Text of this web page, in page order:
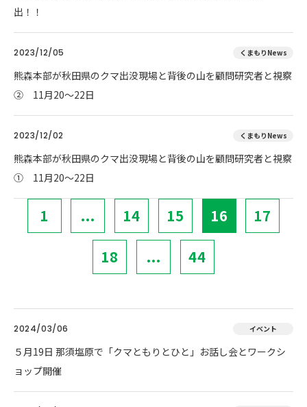
出！！
2023/12/05 くまもりNews
熊森本部が秋田県のクマ出没現場と背後の山を顧問研究者と視察
② 11月20～22日
2023/12/02 くまもりNews
熊森本部が秋田県のクマ出没現場と背後の山を顧問研究者と視察
① 11月20～22日
1 ... 14 15 16 17
18 ... 44
2024/03/06 イベント
５月19日 那須塩原で「クマともりとひと」お話し会とワークシ
ョップ開催